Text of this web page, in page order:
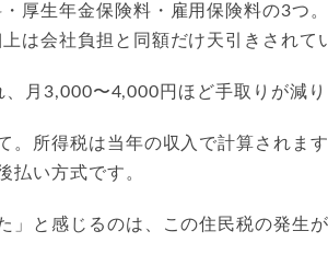
厚生年金保険料・雇用保険料の3つ
は会社負担と同額だけ天引きされて
月3,000〜4,000円ほど手取りが減り
。所得税は当年の収入で計算されま
払い方式です。
」と感じるのは、この住民税の発生が